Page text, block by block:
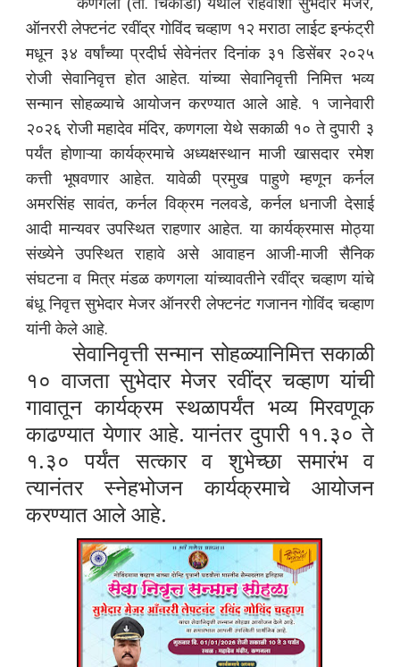
ऑनररी लेफ्टनंट रवींद्र गोविंद चव्हाण १२ मराठा लाईट इन्फंट्री
मधून ३४ वर्षांच्या प्रदीर्घ सेवेनंतर दिनांक ३१ डिसेंबर २०२५
रोजी सेवानिवृत्त होत आहेत. यांच्या सेवानिवृत्ती निमित्त भव्य
सन्मान सोहळ्याचे आयोजन करण्यात आले आहे. १ जानेवारी
२०२६ रोजी महादेव मंदिर, कणगला येथे सकाळी १० ते दुपारी ३
पर्यंत होणाऱ्या कार्यक्रमाचे अध्यक्षस्थान माजी खासदार रमेश
कत्ती भूषवणार आहेत. यावेळी प्रमुख पाहुणे म्हणून कर्नल
अमरसिंह सावंत, कर्नल विक्रम नलवडे, कर्नल धनाजी देसाई
आदी मान्यवर उपस्थित राहणार आहेत. या कार्यक्रमास मोठ्या
संख्येने उपस्थित राहावे असे आवाहन आजी-माजी सैनिक
संघटना व मित्र मंडळ कणगला यांच्यावतीने रवींद्र चव्हाण यांचे
बंधू निवृत्त सुभेदार मेजर ऑनररी लेफ्टनंट गजानन गोविंद चव्हाण
यांनी केले आहे.
सेवानिवृत्ती सन्मान सोहळ्यानिमित्त सकाळी
१० वाजता सुभेदार मेजर रवींद्र चव्हाण यांची
गावातून कार्यक्रम स्थळापर्यंत भव्य मिरवणूक
काढण्यात येणार आहे. यानंतर दुपारी ११.३० ते
१.३० पर्यंत सत्कार व शुभेच्छा समारंभ व
त्यानंतर स्नेहभोजन कार्यक्रमाचे आयोजन
करण्यात आले आहे.